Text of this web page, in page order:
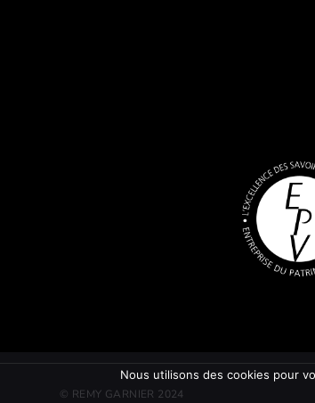
© REMY GARNIER 2024
Nous utilisons des cookies pour